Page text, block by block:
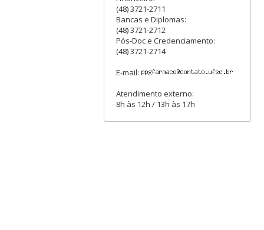
(48) 3721-2711
Bancas e Diplomas:
(48) 3721-2712
Pós-Doc e Credenciamento:
(48) 3721-2714
E-mail:
Atendimento externo:
8h às 12h / 13h às 17h